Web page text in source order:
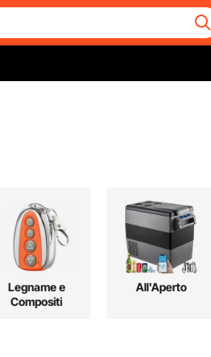
Legname e
Compositi
All'Aperto